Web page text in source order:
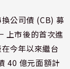
公司債 (CB) 募
上市後的首次進
今年以來繼台
40 億元面額計